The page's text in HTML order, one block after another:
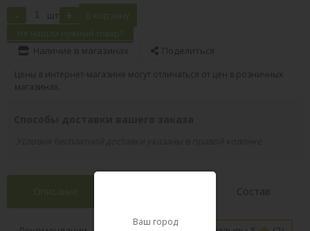
- шт + В корзину
Не нашли нужный товар?
Наличие в магазинах Поделиться
Цены в интернет-магазине могут отличаться от цен в розничных
магазинах.
Описание Состав
Наличие в
Ваш город